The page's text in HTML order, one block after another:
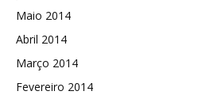
Maio 2014
Abril 2014
Março 2014
Fevereiro 2014